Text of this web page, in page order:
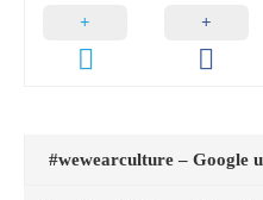
#wewearculture – Google